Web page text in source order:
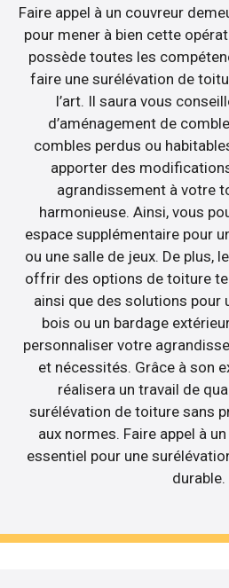
Faire appel à un couvreur
pour mener à bien cette
possède toutes les
faire une surélévation de
l’art. Il saura vous
d’aménagement de
combles perdus ou
apporter des
agrandissement à votre
harmonieuse. Ainsi, vous
espace supplémentaire pour
ou une salle de jeux. De plus,
offrir des options de toiture
ainsi que des solutions pour
bois ou un bardage
personnaliser votre
et nécessités. Grâce à son
réalisera un travail de
surélévation de toiture sans
aux normes. Faire appel à
essentiel pour une
durable.